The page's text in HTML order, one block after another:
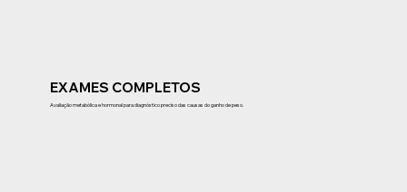
EXAMES COMPLETOS
Avaliação metabólica e hormonal para diagnóstico preciso das causas do ganho de peso.